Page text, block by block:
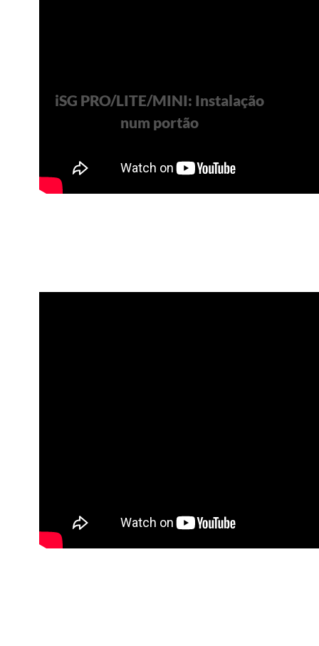
iSG PRO/LITE/MINI: Instalação
num portão